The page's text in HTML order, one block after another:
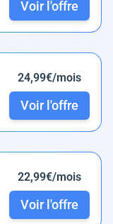
Voir l'offre
24,99€/mois
Voir l'offre
22,99€/mois
Voir l'offre